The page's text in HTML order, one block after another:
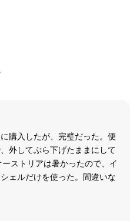
購入したが、完璧だった。便
外してぶら下げたままにして
ストリアは暑かったので、イ
ェルだけを使った。間違いな